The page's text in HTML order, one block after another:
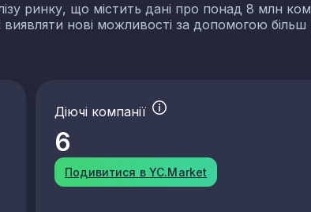
ринку, що містить дані про понад 8 млн
виявляти нові можливості за допомогою
Діючі компанії
6
Подивитися в YC.Market